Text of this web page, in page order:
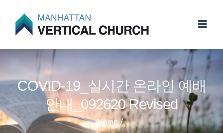
COVID-19_실시간 온라인 예배
안내_092620 Revised
Home /